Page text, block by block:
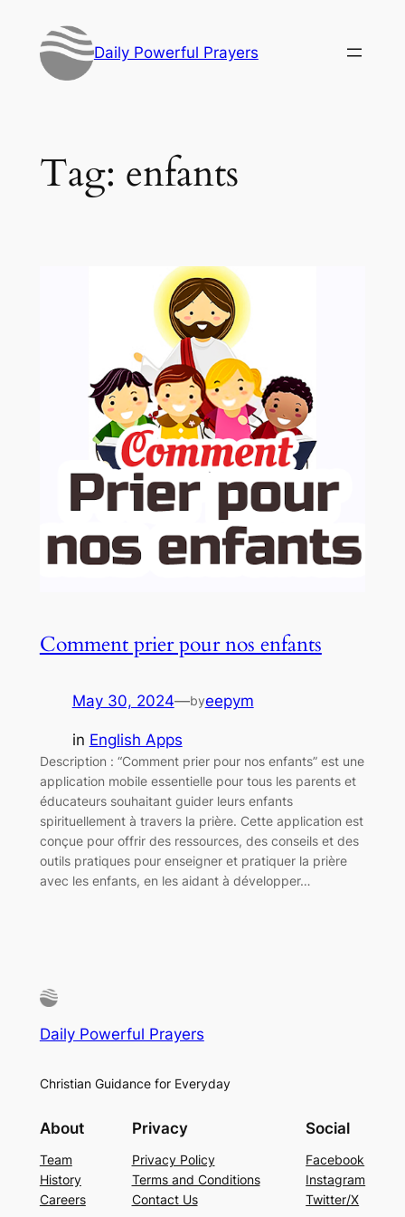
content
Daily Powerful Prayers
Tag: enfants
Comment prier pour nos enfants
May 30, 2024—byeepym
in English Apps
Description : “Comment prier pour nos enfants” est une
application mobile essentielle pour tous les parents et
éducateurs souhaitant guider leurs enfants
spirituellement à travers la prière. Cette application est
conçue pour offrir des ressources, des conseils et des
outils pratiques pour enseigner et pratiquer la prière
avec les enfants, en les aidant à développer…
Daily Powerful Prayers
Christian Guidance for Everyday
About
Team
History
Careers
Privacy
Privacy Policy
Terms and Conditions
Contact Us
Social
Facebook
Instagram
Twitter/X